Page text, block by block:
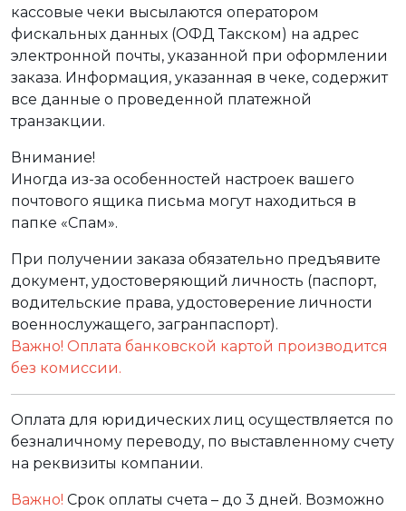
кассовые чеки высылаются оператором
фискальных данных (ОФД Такском) на адрес
электронной почты, указанной при оформлении
заказа. Информация, указанная в чеке, содержит
все данные о проведенной платежной
транзакции.
Внимание!
Иногда из-за особенностей настроек вашего
почтового ящика письма могут находиться в
папке «Спам».
При получении заказа обязательно предъявите
документ, удостоверяющий личность (паспорт,
водительские права, удостоверение личности
военнослужащего, загранпаспорт).
Важно! Оплата банковской картой производится
без комиссии.
Оплата для юридических лиц осуществляется по
безналичному переводу, по выставленному счету
на реквизиты компании.
Важно! Срок оплаты счета – до 3 дней. Возможно